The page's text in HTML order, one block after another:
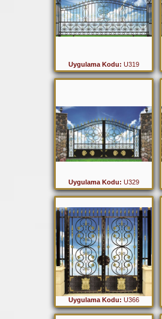
Uygulama Kodu: U319
Uygulama Kodu: U329
Uygulama Kodu: U366